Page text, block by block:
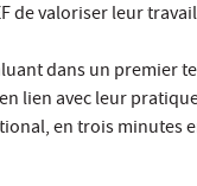
de valoriser leur
dans un premier
lien avec leur
en trois minutes